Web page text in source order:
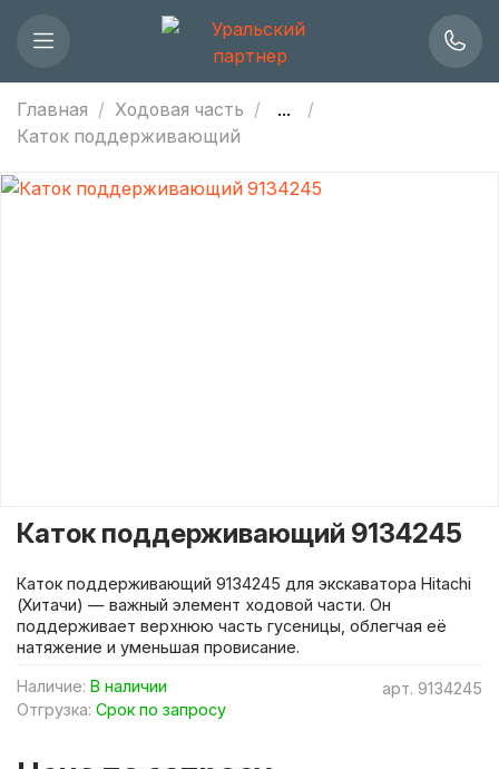
Главная Ходовая часть
...
Каток поддерживающий
арт. 9134245
Наличие: В наличии
Отгрузка: Срок по запросу
Каток поддерживающий 9134245
Каток поддерживающий 9134245 для экскаватора Hitachi
(Хитачи) — важный элемент ходовой части. Он
поддерживает верхнюю часть гусеницы, облегчая её
натяжение и уменьшая провисание.